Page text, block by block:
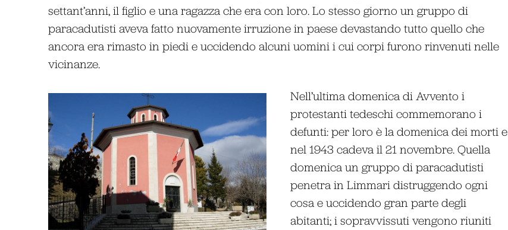
settant’anni, il figlio e una ragazza che era con loro. Lo stesso giorno un gruppo di
paracadutisti aveva fatto nuovamente irruzione in paese devastando tutto quello che
ancora era rimasto in piedi e uccidendo alcuni uomini i cui corpi furono rinvenuti nelle
vicinanze.
Nell’ultima domenica di Avvento i
protestanti tedeschi commemorano i
defunti: per loro è la domenica dei morti e
nel 1943 cadeva il 21 novembre. Quella
domenica un gruppo di paracadutisti
penetra in Limmari distruggendo ogni
cosa e uccidendo gran parte degli
abitanti; i sopravvissuti vengono riuniti